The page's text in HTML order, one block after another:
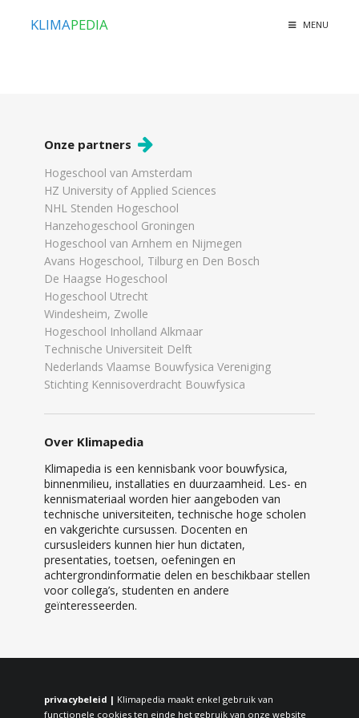
KLIMAPEDIA MENU
Onze partners
Hogeschool van Amsterdam
HZ University of Applied Sciences
NHL Stenden Hogeschool
Hanzehogeschool Groningen
Hogeschool van Arnhem en Nijmegen
Avans Hogeschool, Tilburg en Den Bosch
De Haagse Hogeschool
Hogeschool Utrecht
Windesheim, Zwolle
Hogeschool Inholland Alkmaar
Technische Universiteit Delft
Nederlands Vlaamse Bouwfysica Vereniging
Stichting Kennisoverdracht Bouwfysica
Over Klimapedia
Klimapedia is een kennisbank voor bouwfysica,
binnenmilieu, installaties en duurzaamheid. Les- en
kennismateriaal worden hier aangeboden van
technische universiteiten, technische hoge scholen
en vakgerichte cursussen. Docenten en
cursusleiders kunnen hier hun dictaten,
presentaties, toetsen, oefeningen en
achtergrondinformatie delen en beschikbaar stellen
voor collega’s, studenten en andere
geïnteresseerden.
privacybeleid | Klimapedia maakt enkel gebruik van
functionele cookies ten einde het gebruik van onze website